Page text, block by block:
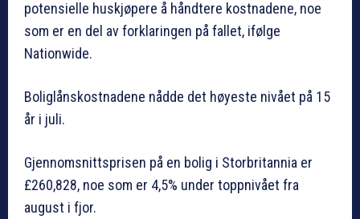
potensielle huskjøpere å håndtere kostnadene, noe
som er en del av forklaringen på fallet, ifølge
Nationwide.
Boliglånskostnadene nådde det høyeste nivået på 15
år i juli.
Gjennomsnittsprisen på en bolig i Storbritannia er
£260,828, noe som er 4,5% under toppnivået fra
august i fjor.